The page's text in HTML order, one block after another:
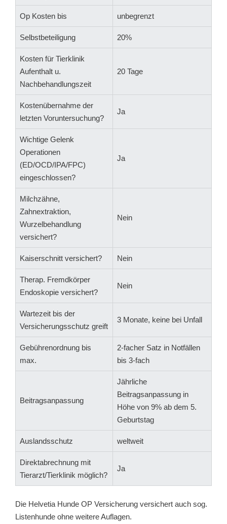
Op Kosten bis unbegrenzt
Selbstbeteiligung 20%
Kosten für Tierklinik
Aufenthalt u.
Nachbehandlungszeit
20 Tage
Kostenübernahme der
letzten Voruntersuchung?
Ja
Wichtige Gelenk
Operationen
(ED/OCD/IPA/FPC)
eingeschlossen?
Ja
Milchzähne,
Zahnextraktion,
Wurzelbehandlung
versichert?
Nein
Kaiserschnitt versichert? Nein
Therap. Fremdkörper
Endoskopie versichert?
Nein
Wartezeit bis der
Versicherungsschutz greift
3 Monate, keine bei Unfall
Gebührenordnung bis
max.
2-facher Satz in Notfällen
bis 3-fach
Beitragsanpassung
Jährliche
Beitragsanpassung in
Höhe von 9% ab dem 5.
Geburtstag
Auslandsschutz weltweit
Direktabrechnung mit
Tierarzt/Tierklinik möglich?
Ja
Die Helvetia Hunde OP Versicherung versichert auch sog.
Listenhunde ohne weitere Auflagen.